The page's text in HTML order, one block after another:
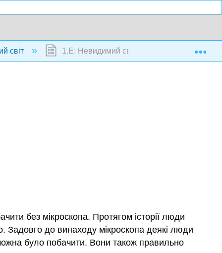
світ 1.E: Невидимий світ (вправи)
без мікроскопа. Протягом історії люди
Задовго до винаходу мікроскопа деякі люди
було побачити. Вони також правильно